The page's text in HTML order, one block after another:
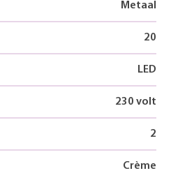
Metaal
20
LED
230 volt
2
Crème